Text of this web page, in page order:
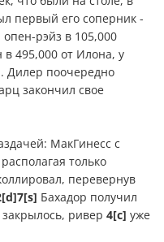
первый его соперник -
опен-рэйз в 105,000
495,000 от Илона, у
. Дилер поочередно
закончил свое
МакГинесс с
только
перевернув
Бахадор получил
закрылось, ривер 4[c] уже